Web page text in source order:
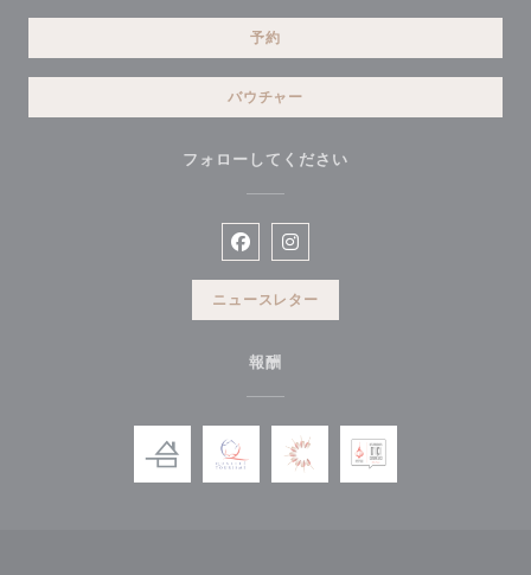
予約
バウチャー
フォローしてください
Facebook ((新しいウィンドウで
Instagram ((新しいウィンド
ニュースレター
報酬